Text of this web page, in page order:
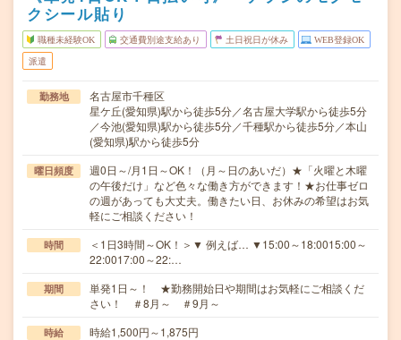
クシール貼り
職種未経験OK 交通費別途支給あり 土日祝日が休み WEB登録OK
派遣
勤務地
名古屋市千種区
星ケ丘(愛知県)駅から徒歩5分／名古屋大学駅から徒歩5分
／今池(愛知県)駅から徒歩5分／千種駅から徒歩5分／本山
(愛知県)駅から徒歩5分
曜日頻度
週0日～/月1日～OK！（月～日のあいだ）★「火曜と木曜
の午後だけ」など色々な働き方ができます！★お仕事ゼロ
の週があっても大丈夫。働きたい日、お休みの希望はお気
軽にご相談ください！
時間
＜1日3時間～OK！＞▼ 例えば… ▼15:00～18:0015:00～
22:0017:00～22:…
期間
単発1日～！ ★勤務開始日や期間はお気軽にご相談くだ
さい！ ＃8月～ ＃9月～
時給 時給1,500円～1,875円